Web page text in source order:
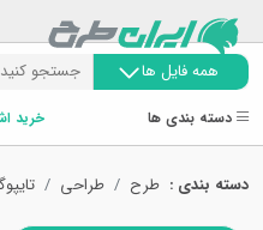
همه فایل ها
دسته بندی ها خرید
دسته بندی : طرح طراحی